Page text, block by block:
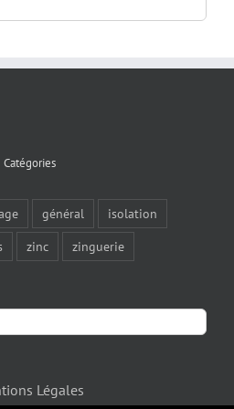
Catégories
général
isolation
zinc zinguerie
Légales